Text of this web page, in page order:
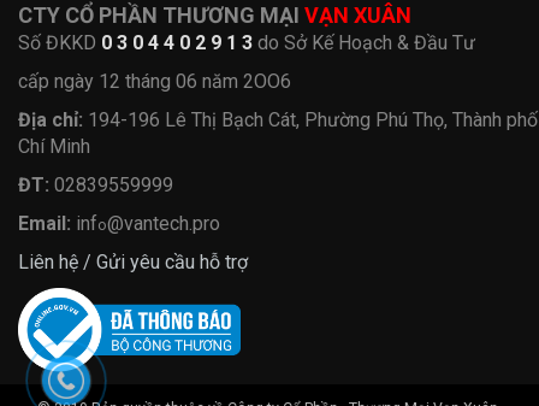
CTY CỔ PHẦN THƯƠNG MẠI VẠN XUÂN
Số ĐKKD 0 3 0 4 4 0 2 9 1 3 do Sở Kế Hoạch & Đầu Tư
cấp ngày 12 tháng 06 năm 2OO6
Địa chỉ: 194-196 Lê Thị Bạch Cát, Phường Phú Thọ, Thành
Chí Minh
ĐT: 02839559999
Email: info@vantech.pro
Liên hệ / Gửi yêu cầu hỗ trợ